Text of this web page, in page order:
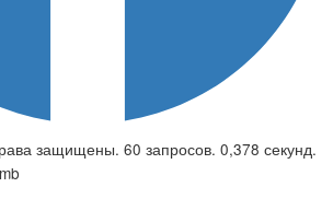
защищены. 60 запросов. 0,378 секунд.